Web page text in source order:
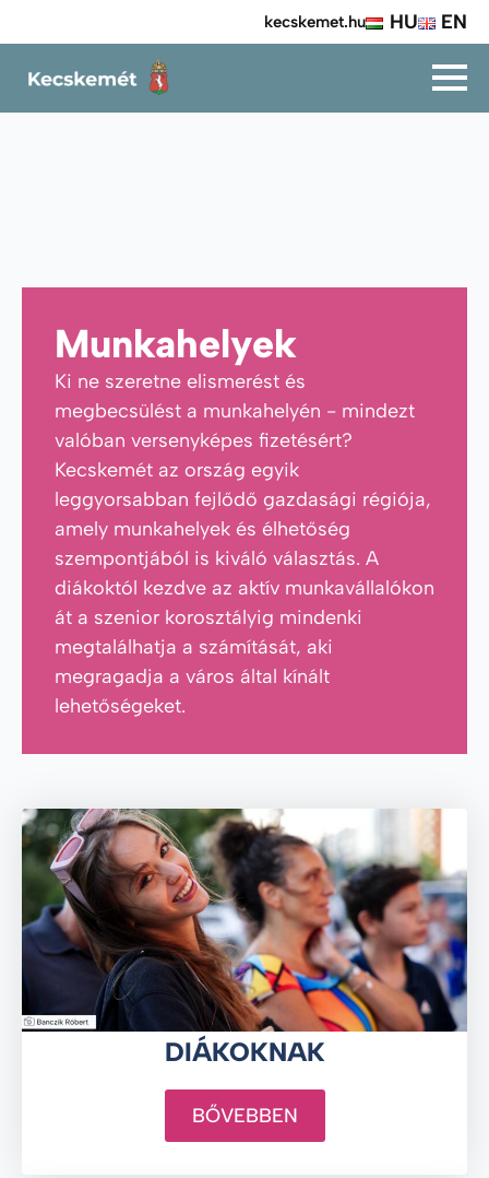
kecskemet.hu HU EN
Munkahelyek
Ki ne szeretne elismerést és
megbecsülést a munkahelyén - mindezt
valóban versenyképes fizetésért?
Kecskemét az ország egyik
leggyorsabban fejlődő gazdasági régiója,
amely munkahelyek és élhetőség
szempontjából is kiváló választás. A
diákoktól kezdve az aktív munkavállalókon
át a szenior korosztályig mindenki
megtalálhatja a számítását, aki
megragadja a város által kínált
lehetőségeket.
DIÁKOKNAK
BŐVEBBEN